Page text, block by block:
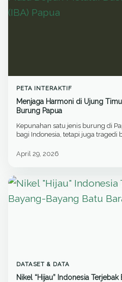
PETA INTERAKTIF
Menjaga Harmoni di Ujung
Burung Papua
Kepunahan satu jenis burung di
bagi Indonesia, tetapi juga tragedi
April 29, 2026
DATASET & DATA
Nikel “Hijau” Indonesia